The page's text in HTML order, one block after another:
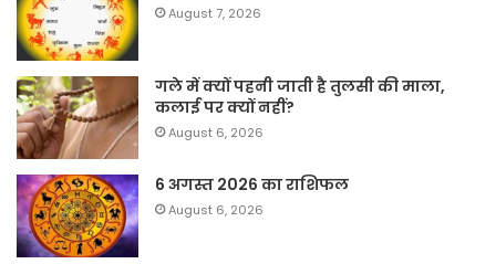
August 7, 2026
गले में क्यों पहनी जाती है तुलसी की माला,
कलाई पर क्यों नहीं?
August 6, 2026
6 अगस्त 2026 का राशिफल
August 6, 2026